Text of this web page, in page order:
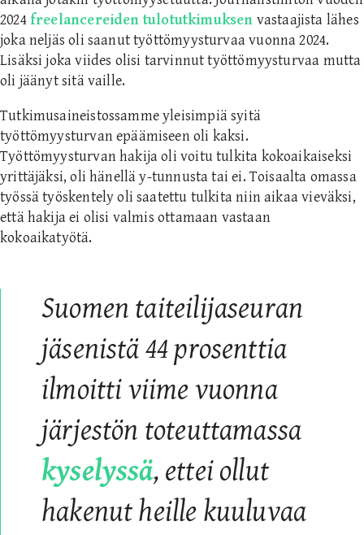
2024 freelancereiden tulotutkimuksen vastaajista lähes
joka neljäs oli saanut työttömyysturvaa vuonna 2024.
Lisäksi joka viides olisi tarvinnut työttömyysturvaa mutta
oli jäänyt sitä vaille.
Tutkimusaineistossamme yleisimpiä syitä
työttömyysturvan epäämiseen oli kaksi.
Työttömyysturvan hakija oli voitu tulkita kokoaikaiseksi
yrittäjäksi, oli hänellä y-tunnusta tai ei. Toisaalta omassa
työssä työskentely oli saatettu tulkita niin aikaa vieväksi,
että hakija ei olisi valmis ottamaan vastaan
kokoaikatyötä.
Suomen taiteilijaseuran
jäsenistä 44 prosenttia
ilmoitti viime vuonna
järjestön toteuttamassa
kyselyssä, ettei ollut
hakenut heille kuuluvaa